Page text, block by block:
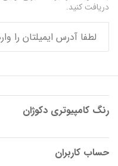
دریافت کنید.
رنگ کامپیوتری دکوژان
حساب کاربران